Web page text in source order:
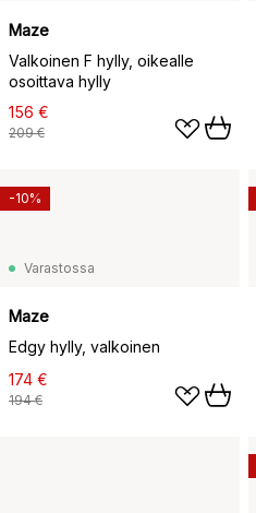
Maze
Valkoinen F hylly, oikealle
osoittava hylly
156 €
209 €
Varastossa
Maze
Edgy hylly, valkoinen
174 €
194 €
-10%